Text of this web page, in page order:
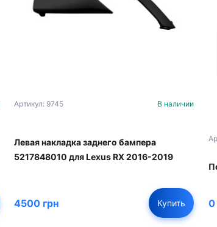
Артикул: 9745 В наличии
Левая накладка заднего бампера
5217848010 для Lexus RX 2016-2019
4500 грн Купить 0